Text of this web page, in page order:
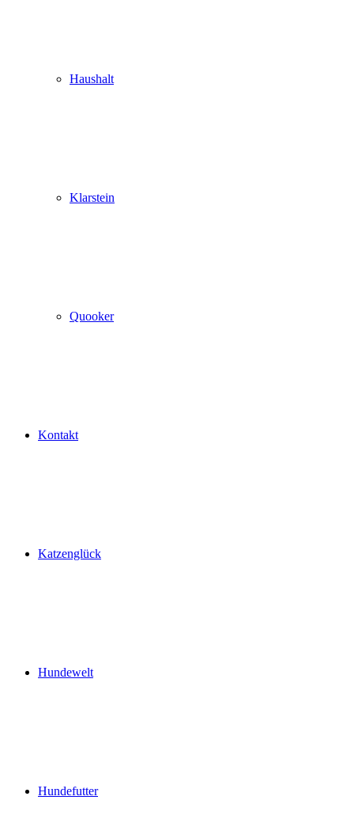
Haushalt
Klarstein
Quooker
Kontakt
Katzenglück
Hundewelt
Hundefutter